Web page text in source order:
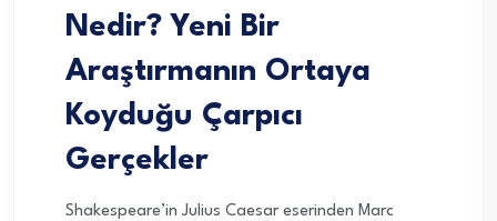
Nedir? Yeni Bir
Araştırmanın Ortaya
Koyduğu Çarpıcı
Gerçekler
Shakespeare’in Julius Caesar eserinden Marc